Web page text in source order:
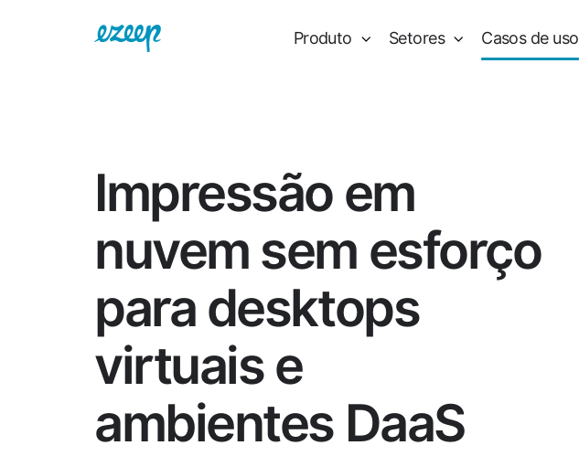
Produto Setores Casos de uso
Impressão em
nuvem sem esforço
para desktops
virtuais e
ambientes DaaS